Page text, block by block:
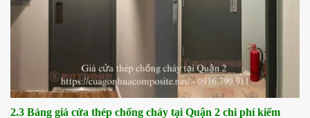
2.3 Bảng giá cửa thép chống cháy tại Quận 2 chi phí kiểm